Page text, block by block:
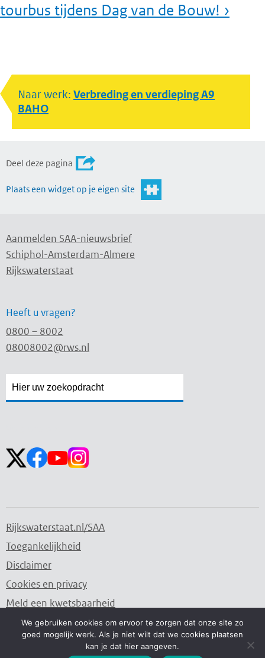
tourbus tijdens Dag van de Bouw! ›
Naar werk: Verbreding en verdieping A9
BAHO
Deel deze pagina
Plaats een widget op je eigen site
Aanmelden SAA-nieuwsbrief
Schiphol-Amsterdam-Almere
Rijkswaterstaat
Heeft u vragen?
0800 – 8002
08008002@rws.nl
Rijkswaterstaat.nl/SAA
Toegankelijkheid
Disclaimer
Cookies en privacy
Meld een kwetsbaarheid
Water. Wegen. Werken. Rijkswaterstaat.
We gebruiken cookies om ervoor te zorgen dat onze site zo
goed mogelijk werk. Als je niet wilt dat we cookies plaatsen
kan je dat hier aangeven.